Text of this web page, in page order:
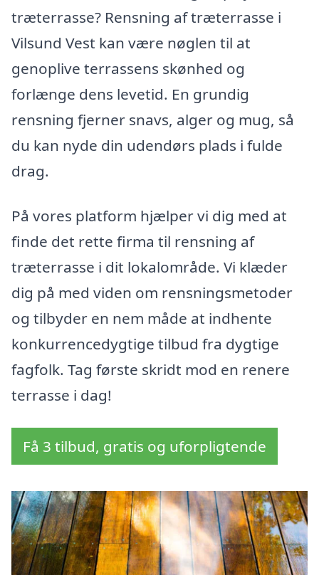
træterrasse? Rensning af træterrasse i
Vilsund Vest kan være nøglen til at
genoplive terrassens skønhed og
forlænge dens levetid. En grundig
rensning fjerner snavs, alger og mug, så
du kan nyde din udendørs plads i fulde
drag.
På vores platform hjælper vi dig med at
finde det rette firma til rensning af
træterrasse i dit lokalområde. Vi klæder
dig på med viden om rensningsmetoder
og tilbyder en nem måde at indhente
konkurrencedygtige tilbud fra dygtige
fagfolk. Tag første skridt mod en renere
terrasse i dag!
Få 3 tilbud, gratis og uforpligtende